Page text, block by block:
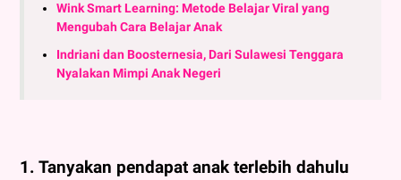
Wink Smart Learning: Metode Belajar Viral yang
Mengubah Cara Belajar Anak
Indriani dan Boosternesia, Dari Sulawesi Tenggara
Nyalakan Mimpi Anak Negeri
1. Tanyakan pendapat anak terlebih dahulu